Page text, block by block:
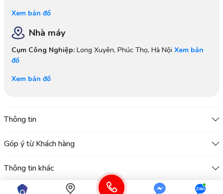
Xem bản đồ
Nhà máy
Cụm Công Nghiệp:Long Xuyên, Phúc Thọ, Hà Nội Xem bản
đồ
Xem bản đồ
Thông tin
Thông tin khác
Góp ý từ Khách hàng